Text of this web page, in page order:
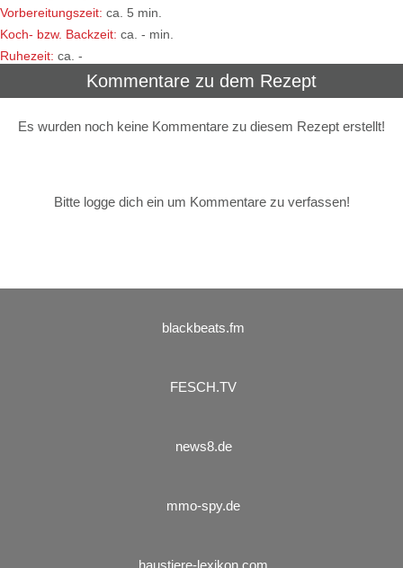
Vorbereitungszeit: ca. 5 min.
Koch- bzw. Backzeit: ca. - min.
Ruhezeit: ca. -
Kommentare zu dem Rezept
Es wurden noch keine Kommentare zu diesem Rezept erstellt!
Bitte logge dich ein um Kommentare zu verfassen!
blackbeats.fm
FESCH.TV
news8.de
mmo-spy.de
haustiere-lexikon.com